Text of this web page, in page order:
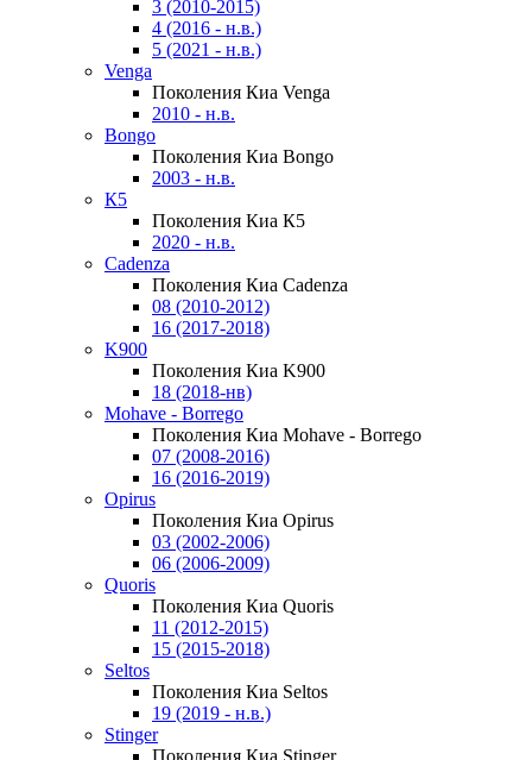
3 (2010-2015)
4 (2016 - н.в.)
5 (2021 - н.в.)
Venga
Поколения Киа Venga
2010 - н.в.
Bongo
Поколения Киа Bongo
2003 - н.в.
К5
Поколения Киа К5
2020 - н.в.
Cadenza
Поколения Киа Cadenza
08 (2010-2012)
16 (2017-2018)
K900
Поколения Киа K900
18 (2018-нв)
Mohave - Borrego
Поколения Киа Mohave - Borrego
07 (2008-2016)
16 (2016-2019)
Opirus
Поколения Киа Opirus
03 (2002-2006)
06 (2006-2009)
Quoris
Поколения Киа Quoris
11 (2012-2015)
15 (2015-2018)
Seltos
Поколения Киа Seltos
19 (2019 - н.в.)
Stinger
Поколения Киа Stinger